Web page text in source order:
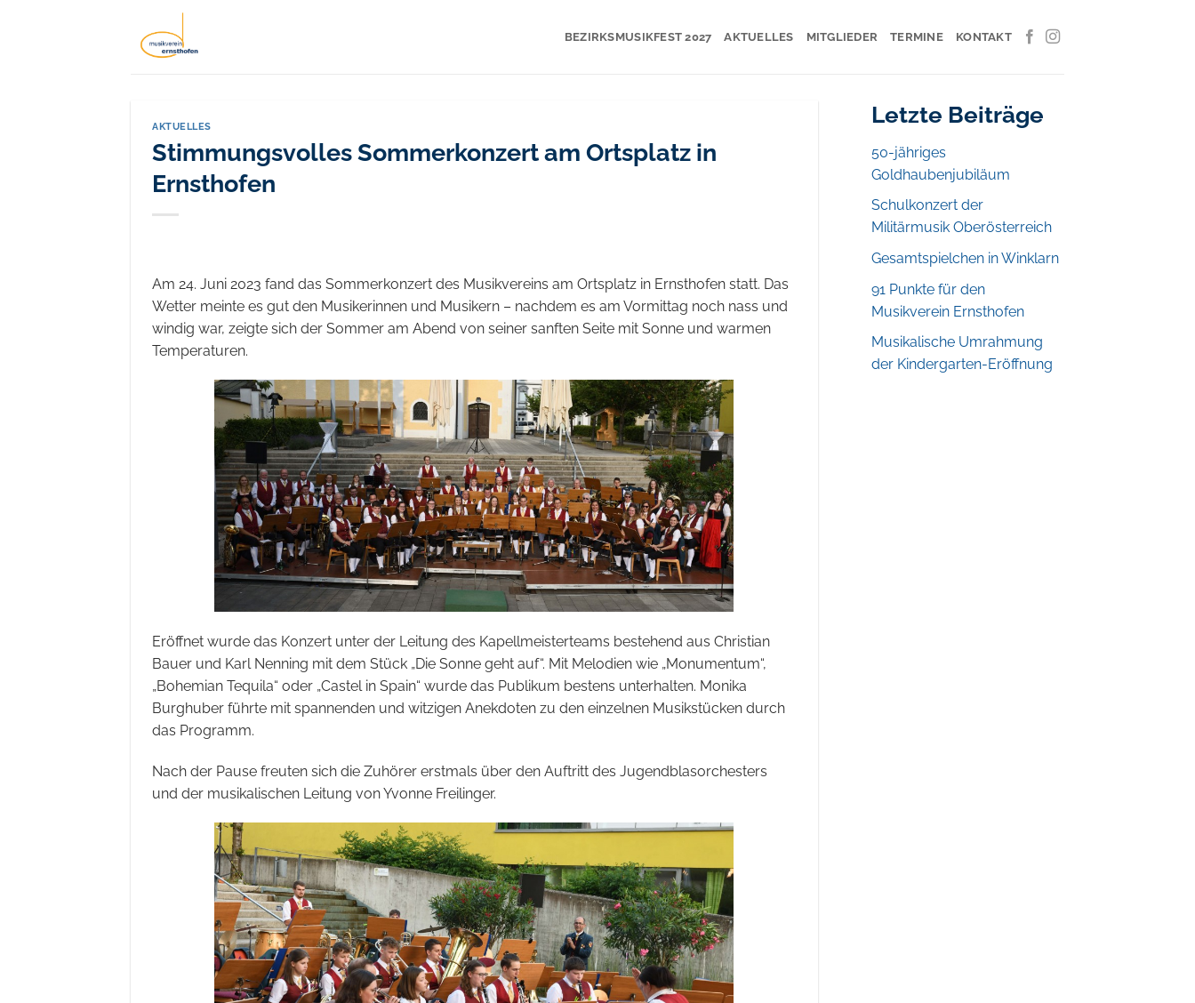
BEZIRKSMUSIKFEST 2027 AKTUELLES MITGLIEDER TERMINE KONTAKT
AKTUELLES
Stimmungsvolles Sommerkonzert am Ortsplatz in
Ernsthofen
Am 24. Juni 2023 fand das Sommerkonzert des Musikvereins am Ortsplatz in Ernsthofen statt. Das
Wetter meinte es gut den Musikerinnen und Musikern – nachdem es am Vormittag noch nass und
windig war, zeigte sich der Sommer am Abend von seiner sanften Seite mit Sonne und warmen
Temperaturen.
Eröffnet wurde das Konzert unter der Leitung des Kapellmeisterteams bestehend aus Christian
Bauer und Karl Nenning mit dem Stück „Die Sonne geht auf“. Mit Melodien wie „Monumentum“,
„Bohemian Tequila“ oder „Castel in Spain“ wurde das Publikum bestens unterhalten. Monika
Burghuber führte mit spannenden und witzigen Anekdoten zu den einzelnen Musikstücken durch
das Programm.
Nach der Pause freuten sich die Zuhörer erstmals über den Auftritt des Jugendblasorchesters
und der musikalischen Leitung von Yvonne Freilinger.
Letzte Beiträge
50-jähriges
Goldhaubenjubiläum
Schulkonzert der
Militärmusik Oberösterreich
Gesamtspielchen in Winklarn
91 Punkte für den
Musikverein Ernsthofen
Musikalische Umrahmung
der Kindergarten-Eröffnung